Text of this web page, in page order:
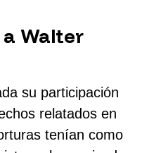
Walter
su participación
relatados en
tenían como